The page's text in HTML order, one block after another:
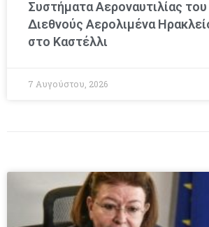
Συστήματα Αεροναυτιλίας
Διεθνούς Αερολιμένα
στο Καστέλλι
7 Αυγούστου, 2026